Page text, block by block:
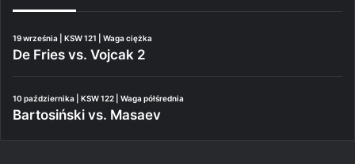
19 września | KSW 121 | Waga ciężka
De Fries vs. Vojcak 2
10 października | KSW 122 | Waga półśrednia
Bartosiński vs. Masaev